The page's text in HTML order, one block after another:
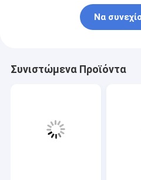
Να
Συνιστώμενα Προϊόντα